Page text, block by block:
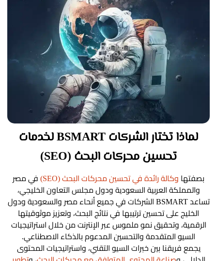
لماذا تختار الشركات BSMART لخدمات
تحسين محركات البحث (SEO)
بصفتها وكالة رائدة في تحسين محركات البحث (SEO)
في مصر
والمملكة العربية السعودية ودول مجلس التعاون الخليجي،
تساعد BSMART الشركات في جميع أنحاء مصر والسعودية ودول
الخليج على تحسين ترتيبها في نتائج البحث، وتعزيز موثوقيتها
الرقمية، وتحقيق نمو ملموس عبر الإنترنت من خلال استراتيجيات
السيو المتقدمة والتحسين المدعوم بالذكاء الاصطناعي.
يجمع فريقنا بين خبرات السيو التقني، واستراتيجيات المحتوى